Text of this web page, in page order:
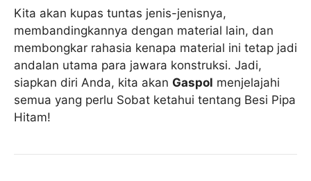
Kita akan kupas tuntas jenis-jenisnya,
membandingkannya dengan material lain, dan
membongkar rahasia kenapa material ini tetap jadi
andalan utama para jawara konstruksi. Jadi,
siapkan diri Anda, kita akan Gaspol menjelajahi
semua yang perlu Sobat ketahui tentang Besi Pipa
Hitam!